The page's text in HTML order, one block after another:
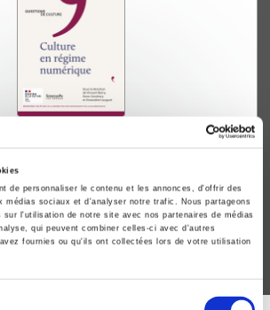
de personnaliser le contenu et les annonces, d'offrir des
médias sociaux et d'analyser notre trafic. Nous partageons
sur l'utilisation de notre site avec nos partenaires de médias
qui peuvent combiner celles-ci avec d'autres
fournies ou qu'ils ont collectées lors de votre utilisation
numérique